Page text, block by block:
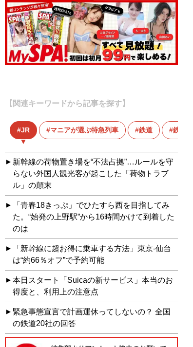
【関連キーワードから記事を探す】
JR マニアが選ぶ特急列車 鉄道 鉄道マ
新幹線の荷物置き場を“不法占拠”…ルールを守
らない外国人観光客が起こした「荷物トラブ
ル」の顛末
「青春18きっぷ」でひたすら西を目指してみ
た。“始発の上野駅”から16時間かけて到着した
のは
「新幹線に超お得に乗車する方法」東京-仙台
は“約66％オフ”で予約可能
本日スタート「Suicaの新サービス」本当のお
得度と、利用上の注意点
緊急事態宣言で計画運休ってしないの？ 全国
の鉄道20社の回答